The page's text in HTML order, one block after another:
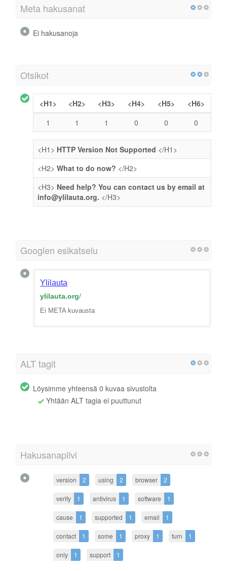
Meta hakusanat
Ei hakusanoja
Otsikot
<H1> <H2> <H3> <H4> <H5>
<H6>
1
1 1 0 0 0
<H1> HTTP Version Not Supported </H1>
<H2> What to do now? </H2>
<H3> Need help? You can contact us by email at
info@ylilauta.org. </H3>
Googlen esikatselu
Ylilauta
ylilauta.org/
Ei META kuvausta
ALT tagit
Löysimme yhteensä 0 kuvaa sivustolta
Yhtään ALT tagia ei puuttunut
Hakusanapilvi
version 2 using 2 browser 2
verify 1 antivirus 1 software 1
cause 1 supported 1 email 1
contact 1 some 1 proxy 1 turn 1
only 1 support 1